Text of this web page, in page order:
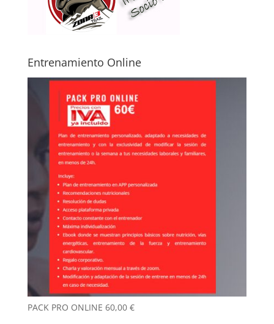
Entrenamiento Online
PACK PRO ONLINE 60,00 €